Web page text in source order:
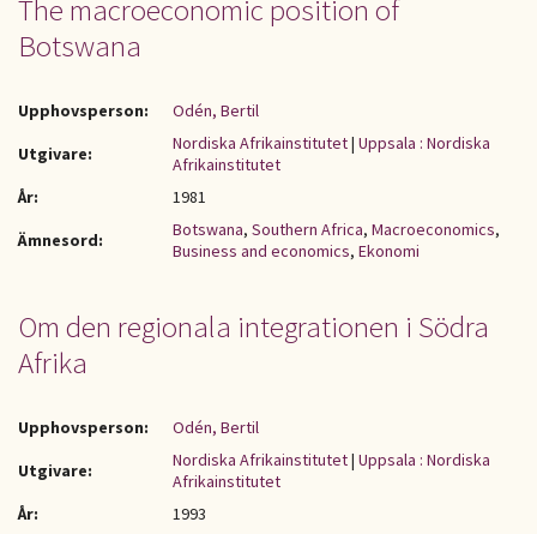
The macroeconomic position of
Botswana
Upphovsperson:
Odén, Bertil
Utgivare:
Nordiska Afrikainstitutet| Uppsala : Nordiska
Afrikainstitutet
År:
1981
Ämnesord:
Botswana, Southern Africa, Macroeconomics,
Business and economics, Ekonomi
Om den regionala integrationen i Södra
Afrika
Upphovsperson:
Odén, Bertil
Utgivare:
Nordiska Afrikainstitutet| Uppsala : Nordiska
Afrikainstitutet
År:
1993